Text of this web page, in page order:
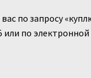
по запросу
по электронной